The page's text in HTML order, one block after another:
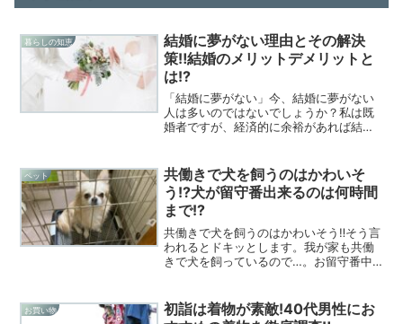
暮らしの知恵
結婚に夢がない理由とその解決
策‼結婚のメリットデメリットと
は!?
「結婚に夢がない」今、結婚に夢がない
人は多いのではないでしょうか？私は既
婚者ですが、経済的に余裕があれば結婚
回は結婚に夢がない理由とその解決策に
ついて考えてみました。
ペット
共働きで犬を飼うのはかわいそ
う!?犬が留守番出来るのは何時間
まで!?
共働きで犬を飼うのはかわいそう‼そう言
われるとドキッとします。我が家も共働
きで犬を飼っているので…。お留守番中
我が家の飼い方もご紹介します。
お買い物
初詣は着物が素敵!40代男性にお